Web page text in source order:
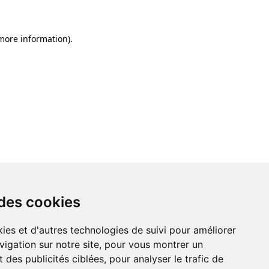
cookies
et d'autres technologies de suivi pour améliorer
sur notre site, pour vous montrer un
des publicités ciblées, pour analyser le trafic de
information).